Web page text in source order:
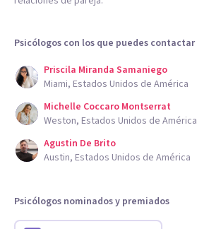
Psicólogos con los que puedes contactar
Priscila Miranda Samaniego
Miami, Estados Unidos de América
Michelle Coccaro Montserrat
Weston, Estados Unidos de América
Agustin De Brito
Austin, Estados Unidos de América
Psicólogos nominados y premiados